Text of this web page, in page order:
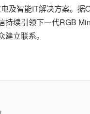
及智能IT解决方案。据
持续引领下一代RGB
立联系。